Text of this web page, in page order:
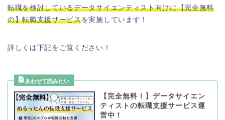
転職を検討しているデータサイエンティスト向けに【完全無料
の】転職支援サービスを実施しています！
詳しくは下記をご覧ください！
【完全無料！】データサイエン
ティストの転職支援サービス運
営中！